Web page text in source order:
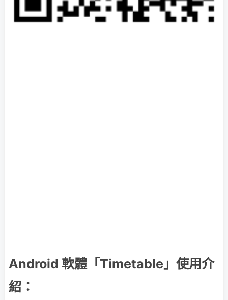
Android 軟體「Timetable」使用介
紹：